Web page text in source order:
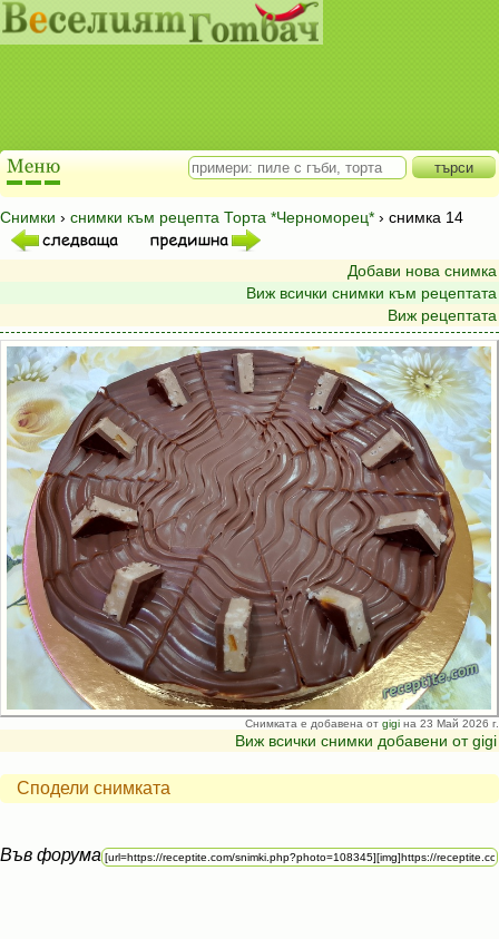
Снимки › снимки към рецепта Торта *Черноморец* › снимка 14
Добави нова снимка
Виж всички снимки към рецептата
Виж рецептата
Снимката е добавена от gigi на 23 Май 2026 г.
Виж всички снимки добавени от gigi
Сподели снимката
Във форума